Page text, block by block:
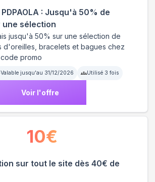
: Jusqu'à 50% de
sélection
jusqu'à 50% sur une sélection de
d'oreilles, bracelets et bagues chez
code promo
Valable jusqu'au 31/12/2026 Utilisé 3 fois
Voir l'offre
sur tout le site dès 40€ de
10€